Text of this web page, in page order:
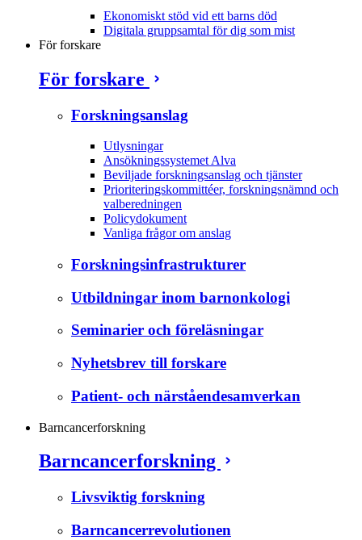
Ekonomiskt stöd vid ett barns död
Digitala gruppsamtal för dig som mist
För forskare
För forskare
Forskningsanslag
Utlysningar
Ansökningssystemet Alva
Beviljade forskningsanslag och tjänster
Prioriteringskommittéer, forskningsnämnd och
valberedningen
Policydokument
Vanliga frågor om anslag
Forskningsinfrastrukturer
Utbildningar inom barnonkologi
Seminarier och föreläsningar
Nyhetsbrev till forskare
Patient- och närståendesamverkan
Barncancerforskning
Barncancerforskning
Livsviktig forskning
Barncancerrevolutionen